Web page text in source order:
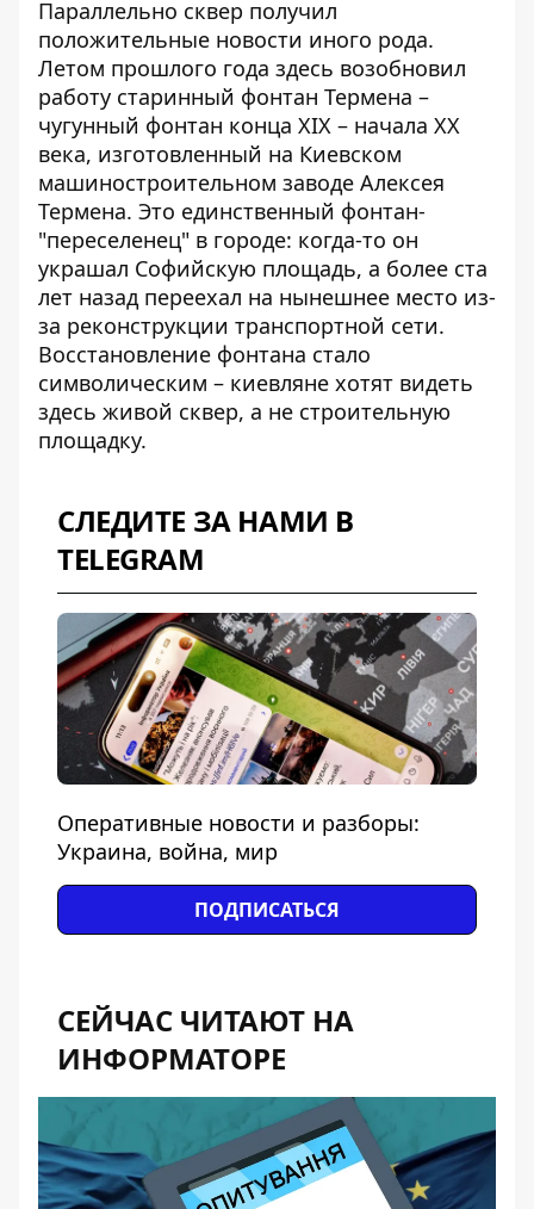
Параллельно сквер получил
положительные новости иного рода.
Летом прошлого года здесь возобновил
работу старинный фонтан Термена –
чугунный фонтан конца XIX – начала XX
века, изготовленный на Киевском
машиностроительном заводе Алексея
Термена. Это единственный фонтан-
"переселенец" в городе: когда-то он
украшал Софийскую площадь, а более ста
лет назад переехал на нынешнее место из-
за реконструкции транспортной сети.
Восстановление фонтана стало
символическим – киевляне хотят видеть
здесь живой сквер, а не строительную
площадку.
СЛЕДИТЕ ЗА НАМИ В
TELEGRAM
Оперативные новости и разборы:
Украина, война, мир
ПОДПИСАТЬСЯ
СЕЙЧАС ЧИТАЮТ НА
ИНФОРМАТОРЕ